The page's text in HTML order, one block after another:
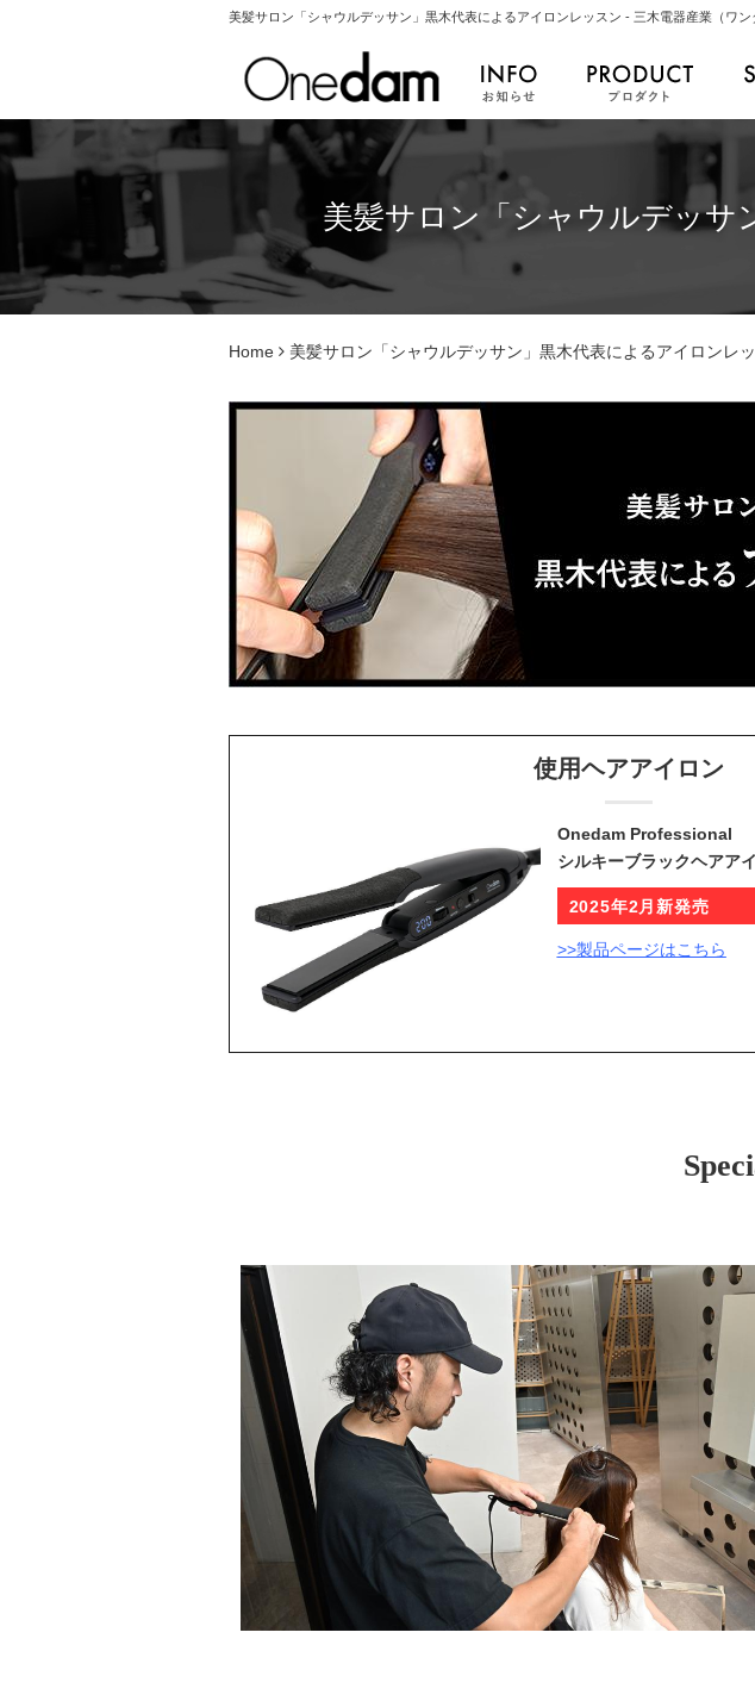
美髪サロン「シャウルデッサン」黒木代表によるアイロンレッスン - 三木電器産業（ワ
美髪サロン「シャウルデッサ
Home 美髪サロン「シャウルデッサン」黒木代表によるアイロンレ
使用ヘアアイロン
Onedam Professional
シルキーブラックヘアア
2025年2月新発売
>>製品ページはこちら